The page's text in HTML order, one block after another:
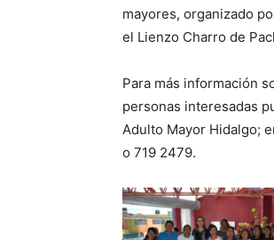
mayores, organizado
el Lienzo Charro de
Para más información
personas interesadas
Adulto Mayor Hidalgo;
o 719 2479.